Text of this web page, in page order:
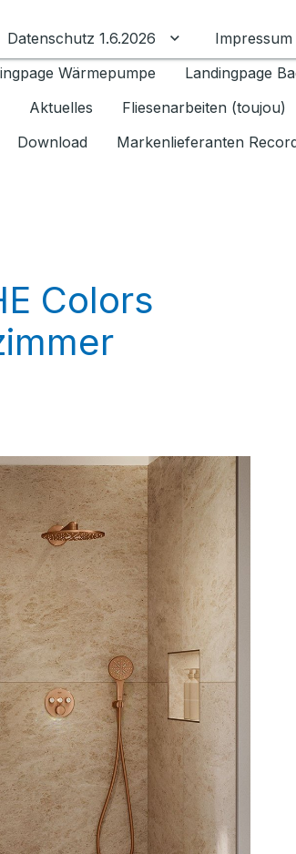
für Ratgeber umschalten
Datenschutz 1.6.2026 Untermenü für
Impressum
Wärmepumpe Landingpage
Aktuelles Fliesenarbeiten (toujou)
Download Markenlieferanten
Colors